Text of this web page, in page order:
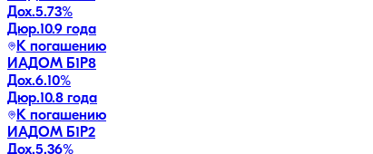
Дох.5.73%
Дюр.10.9 года
К погашению
ИАДОМ Б1P8
Дох.6.10%
Дюр.10.8 года
К погашению
ИАДОМ Б1P2
Дох.5.36%